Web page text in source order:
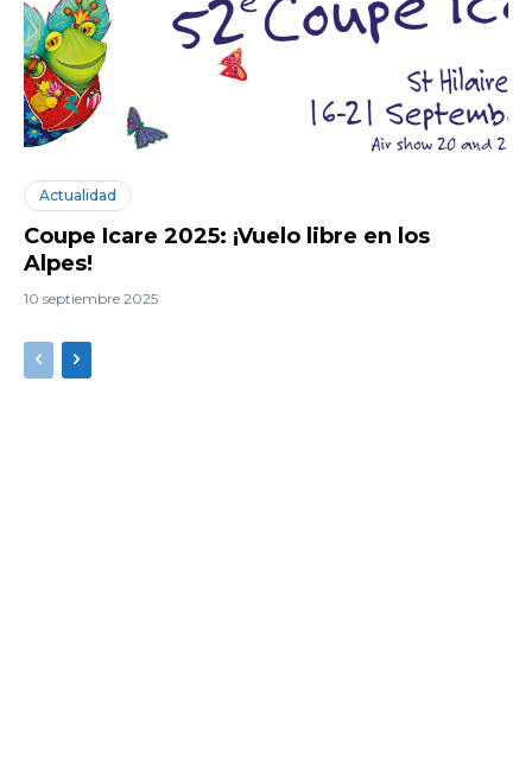
Actualidad
Coupe Icare 2025: ¡Vuelo libre en los
Alpes!
10 septiembre 2025